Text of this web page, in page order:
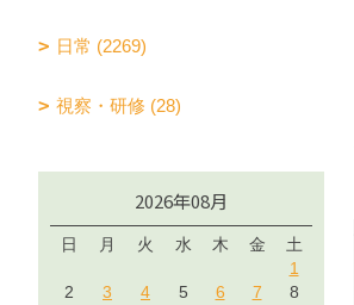
日常 (2269)
視察・研修 (28)
2026年08月
日 月 火 水 木 金
土
1
2
3 4 5 6 7
8